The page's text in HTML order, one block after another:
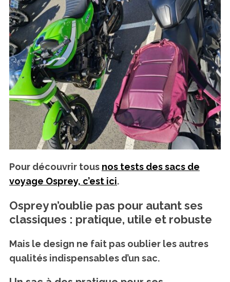
Pour découvrir tous nos tests des sacs de
voyage Osprey, c’est ici.
Osprey n’oublie pas pour autant ses
classiques : pratique, utile et robuste
Mais le design ne fait pas oublier les autres
qualités indispensables d’un sac.